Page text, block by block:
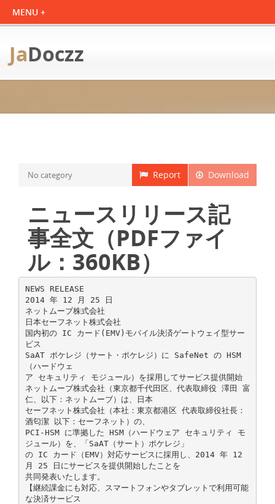
JaDoczz
Download
Report
No category
ニュースリリース記
事全文（PDFファイ
ル：360KB）
NEWS RELEASE
2014 年 12 月 25 日
ネットムーブ株式会社
日本セーフネット株式会社
国内初の IC カード(EMV)モバイル決済ゲートウェイ型サー
ビス
SaAT ポケレジ（サート・ポケレジ）に SafeNet の HSM
（ハードウェ
ア セキュリティ モジュール）を採用してサービス提供開始
ネットムーブ株式会社（東京都千代田区、代表取締役 澤田 富
仁、以下：ネットムーブ）は、日本
セーフネット株式会社（本社：東京都港区 代表取締役社長：
酒匂潔 以下：セーフネット）の、
PCI-HSM に準拠した HSM（ハードウェア セキュリティ モ
ジュール）を、「SaAT（サート）ポケレジ」
の IC カード（EMV）対応サービスに採用し、2014 年 12
月 25 日にサービスを提供開始したことを
共同発表いたします。
【継続課金にも対応、スマートフォンやタブレットで利用可能
な決済サービス